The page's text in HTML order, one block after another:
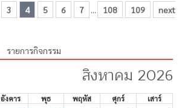
3 4 5 6 7 ... 108 109
next
รายการกิจกรรม
สิงหาคม 2026
อังคาร พุธ พฤหัส ศุกร์
เสาร์